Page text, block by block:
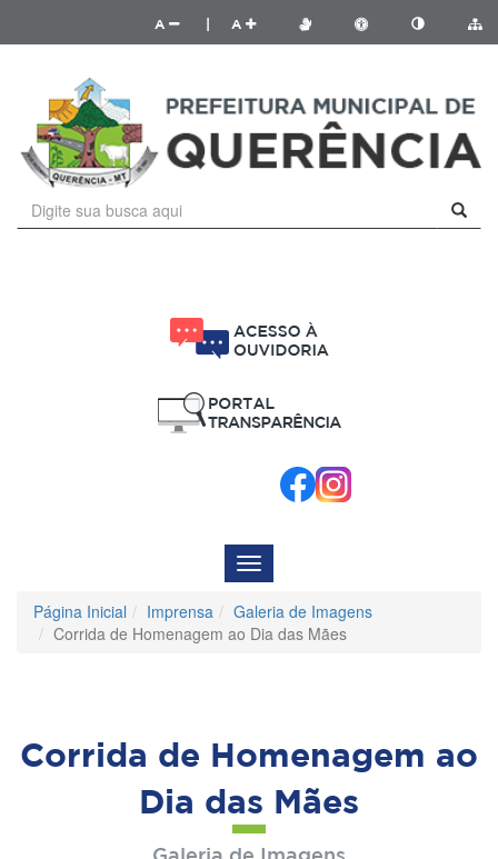
A A
Menu
de
Navegação
Página Inicial Imprensa
Galeria de Imagens
Corrida de Homenagem ao Dia das Mães
Corrida de Homenagem ao
Dia das Mães
Galeria de Imagens